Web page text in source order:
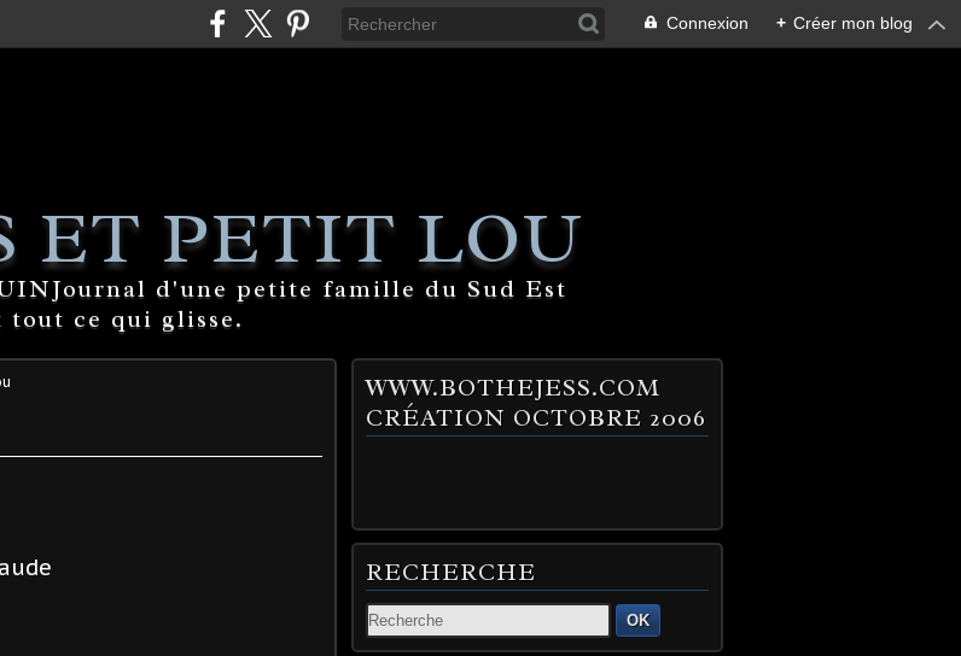
Connexion + Créer mon blog
ET PETIT LOU
d'une petite famille du Sud Est
tout ce qui glisse.
WWW.BOTHEJESS.COM
CRÉATION OCTOBRE 2006
RECHERCHE
OK